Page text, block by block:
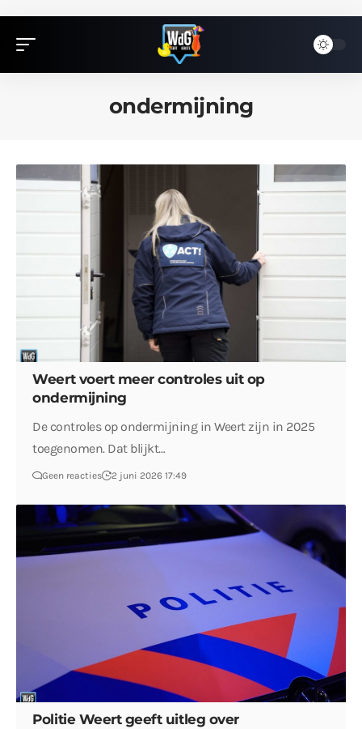
ondermijning
Weert voert meer controles uit op
ondermijning
De controles op ondermijning in Weert zijn in 2025
toegenomen. Dat blijkt…
Geen reacties 2 juni 2026 17:49
Politie Weert geeft uitleg over